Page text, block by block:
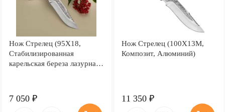
Нож Стрелец (95Х18,
Стабилизированная
карельская береза лазурная,
7 050 ₽
Нож Стрелец (100Х13М,
Композит, Алюминий)
11 350 ₽